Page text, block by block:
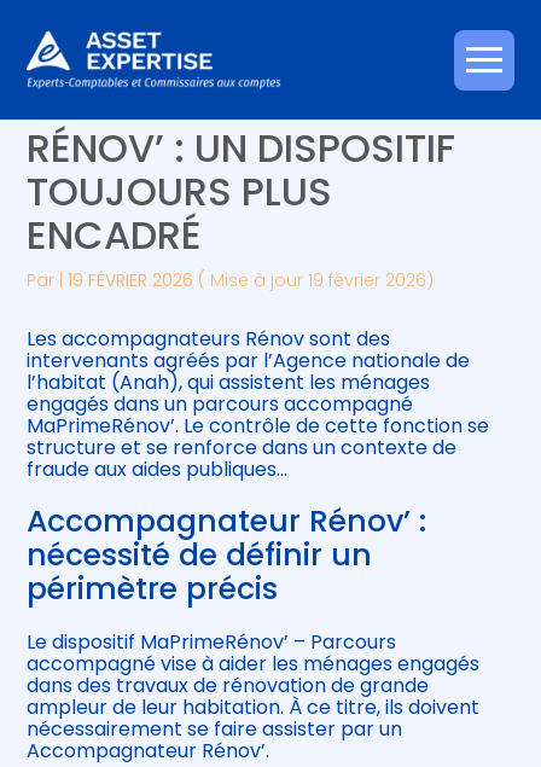
Aller
au
Créer et reprendre une activité
Gérer votre quotidien
Piloter votre entreprise
Développer votre entreprise
Être prêt pour la facturation
électronique
Piloter votre gestion
Suivre votre comptabilité
Gérer vos ressources humaines
MON ACCOMPAGNATEUR
RÉNOV’ : UN DISPOSITIF
TOUJOURS PLUS
ENCADRÉ
Par |19 FÉVRIER 2026 ( Mise à jour 19 février 2026)
Les accompagnateurs Rénov sont des
intervenants agréés par l’Agence nationale de
l’habitat (Anah), qui assistent les ménages
engagés dans un parcours accompagné
MaPrimeRénov’. Le contrôle de cette fonction se
structure et se renforce dans un contexte de
fraude aux aides publiques…
Accompagnateur Rénov’ :
nécessité de définir un
périmètre précis
Le dispositif MaPrimeRénov’ – Parcours
accompagné vise à aider les ménages engagés
dans des travaux de rénovation de grande
ampleur de leur habitation. À ce titre, ils doivent
nécessairement se faire assister par un
Accompagnateur Rénov’.